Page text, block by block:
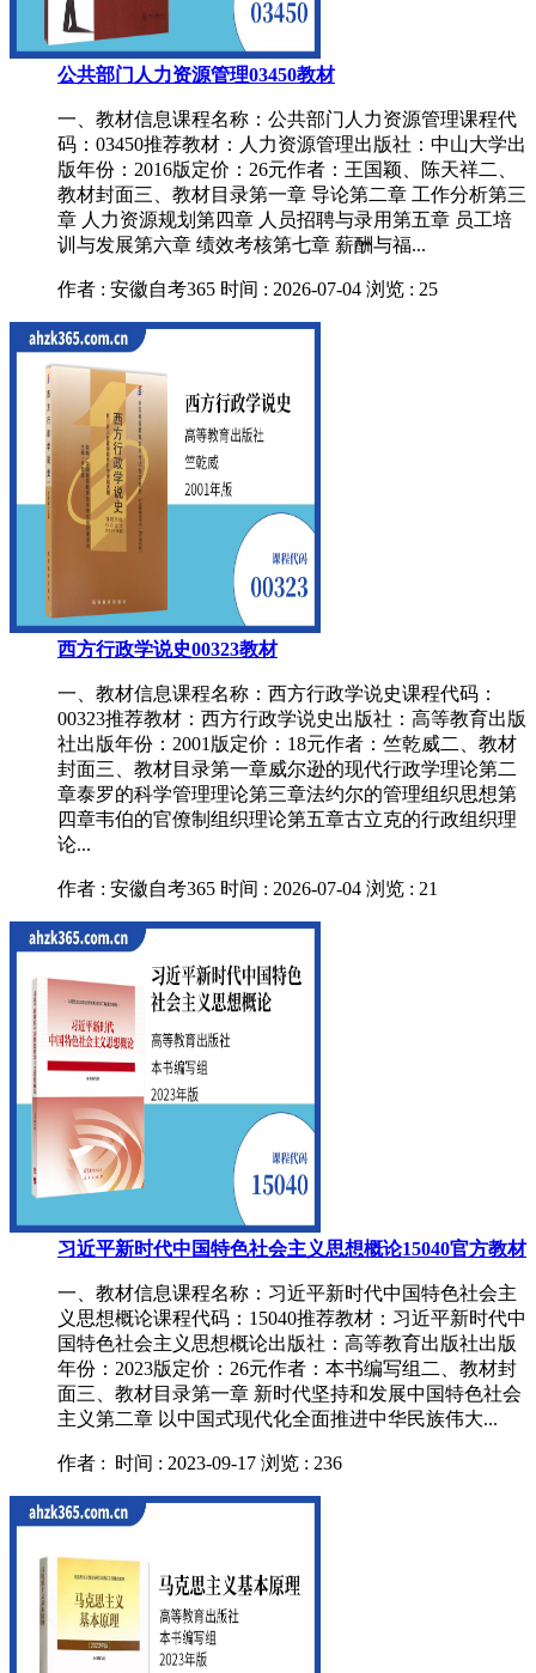
公共部门人力资源管理03450教材
一、教材信息课程名称：公共部门人力资源管理课程代
码：03450推荐教材：人力资源管理出版社：中山大学出
版年份：2016版定价：26元作者：王国颖、陈天祥二、
教材封面三、教材目录第一章 导论第二章 工作分析第三
章 人力资源规划第四章 人员招聘与录用第五章 员工培
训与发展第六章 绩效考核第七章 薪酬与福...
作者 : 安徽自考365 时间 : 2026-07-04 浏览 : 25
西方行政学说史00323教材
一、教材信息课程名称：西方行政学说史课程代码：
00323推荐教材：西方行政学说史出版社：高等教育出版
社出版年份：2001版定价：18元作者：竺乾威二、教材
封面三、教材目录第一章威尔逊的现代行政学理论第二
章泰罗的科学管理理论第三章法约尔的管理组织思想第
四章韦伯的官僚制组织理论第五章古立克的行政组织理
论...
作者 : 安徽自考365 时间 : 2026-07-04 浏览 : 21
习近平新时代中国特色社会主义思想概论15040官方教材
一、教材信息课程名称：习近平新时代中国特色社会主
义思想概论课程代码：15040推荐教材：习近平新时代中
国特色社会主义思想概论出版社：高等教育出版社出版
年份：2023版定价：26元作者：本书编写组二、教材封
面三、教材目录第一章 新时代坚持和发展中国特色社会
主义第二章 以中国式现代化全面推进中华民族伟大...
作者 : 时间 : 2023-09-17 浏览 : 236